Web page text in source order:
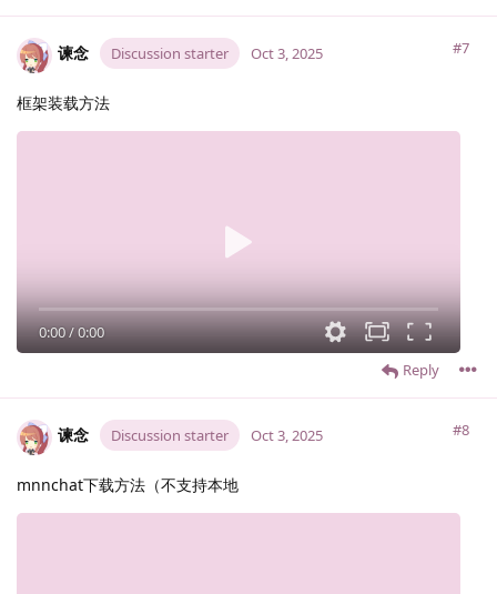
谏念 Discussion starter #7
Oct 3, 2025
框架装载方法
0:00/0:00
Reply
谏念 Discussion starter #8
Oct 3, 2025
mnnchat下载方法（不支持本地